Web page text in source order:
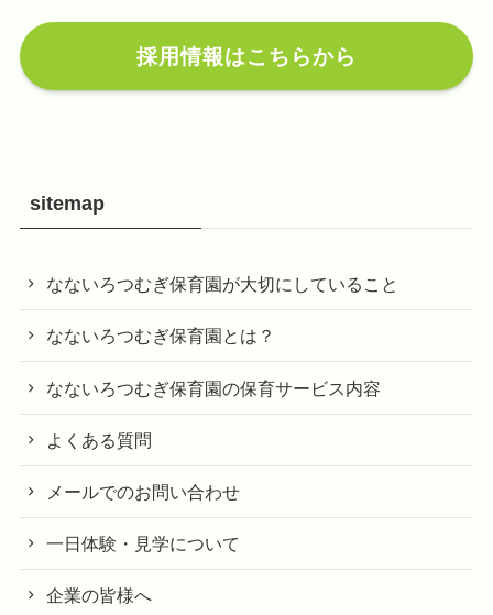
採用情報はこちらから
sitemap
なないろつむぎ保育園が大切にしていること
なないろつむぎ保育園とは？
なないろつむぎ保育園の保育サービス内容
よくある質問
メールでのお問い合わせ
一日体験・見学について
企業の皆様へ